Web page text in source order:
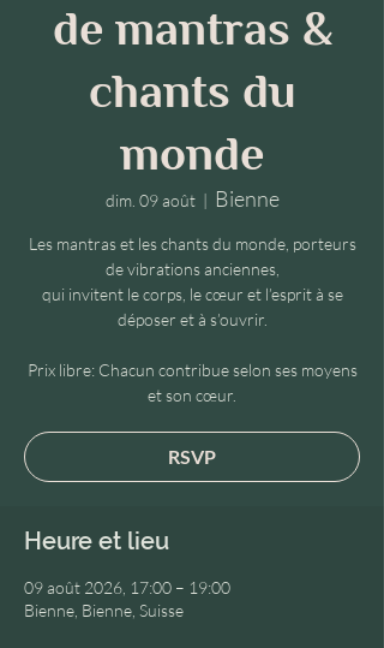
de mantras &
chants du
monde
dim. 09 août
  |
Bienne
Les mantras et les chants du monde, porteurs
de vibrations anciennes,
qui invitent le corps, le cœur et l’esprit à se
déposer et à s’ouvrir.
Prix libre: Chacun contribue selon ses moyens
et son cœur.
RSVP
Heure et lieu
09 août 2026, 17:00 – 19:00
Bienne, Bienne, Suisse